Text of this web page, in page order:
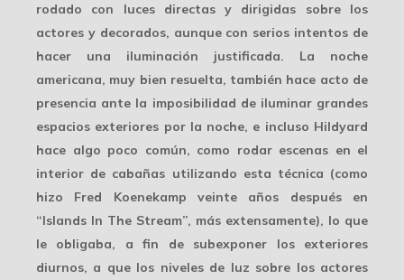
rodado con luces directas y dirigidas sobre los
actores y decorados, aunque con serios intentos de
hacer una iluminación justificada. La noche
americana, muy bien resuelta, también hace acto de
presencia ante la imposibilidad de iluminar grandes
espacios exteriores por la noche, e incluso Hildyard
hace algo poco común, como rodar escenas en el
interior de cabañas utilizando esta técnica (como
hizo Fred Koenekamp veinte años después en
“Islands In The Stream”, más extensamente), lo que
le obligaba, a fin de subexponer los exteriores
diurnos, a que los niveles de luz sobre los actores